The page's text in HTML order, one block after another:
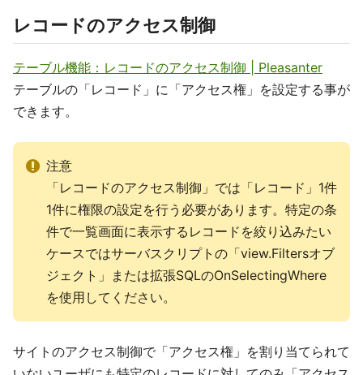
レコードのアクセス制御
テーブル機能：レコードのアクセス制御 | Pleasanter
テーブルの「レコード」に「アクセス権」を設定する事が
できます。
注意
「レコードのアクセス制御」では「レコード」1件
1件に権限の設定を行う必要があります。特定の条
件で一覧画面に表示するレコードを絞り込みたい
ケースではサーバスクリプトの「view.Filtersオブ
ジェクト」または拡張SQLのOnSelectingWhere
を使用してください。
サイトのアクセス制御で「アクセス権」を割り当てられて